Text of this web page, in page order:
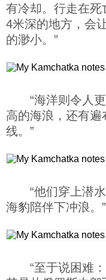
有冷却。行走在
4米深的地方，会
的渺小。”
“海洋则令人
高的海浪，还有
线。”
“他们穿上潜
海豹陪伴下冲浪。”
“至于说困难